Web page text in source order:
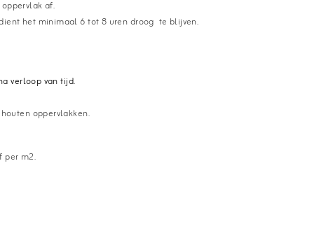
af.
het minimaal 6 tot 8 uren droog te blijven.
verloop van tijd.
oppervlakken.
per m2.